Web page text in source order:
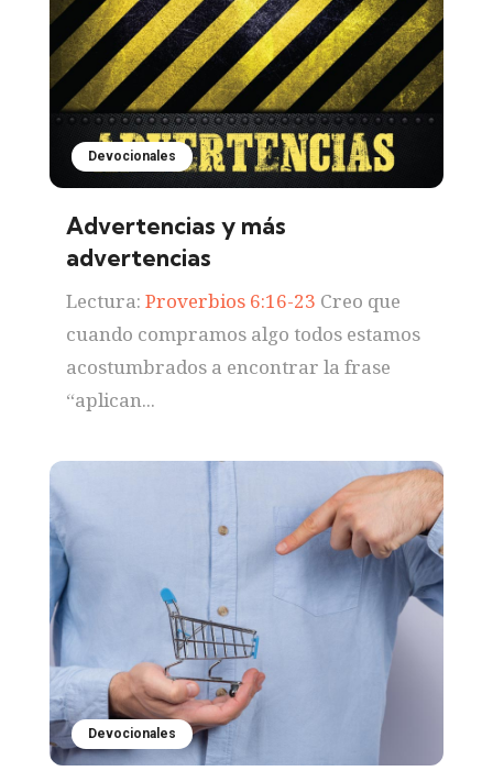
Devocionales
Advertencias y más
advertencias
Lectura: Proverbios 6:16-23 Creo que
cuando compramos algo todos estamos
acostumbrados a encontrar la frase
“aplican...
Devocionales